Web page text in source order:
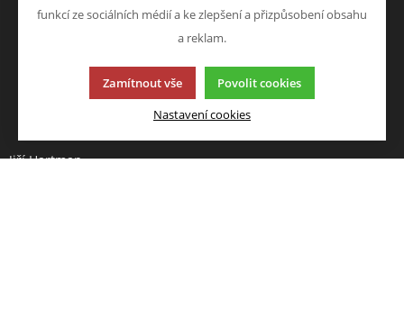
O FIRMĚ
NAPIŠTE NÁM
Chcete nám něco sdělit o
shopu? Neváhejte napsat.
Chci napsat zprávu
Jiří Hartman
funkcí ze sociálních médií a ke zlepšení a přizpůsobení obsahu
a reklam.
Zamítnout vše Povolit cookies
Nastavení cookies